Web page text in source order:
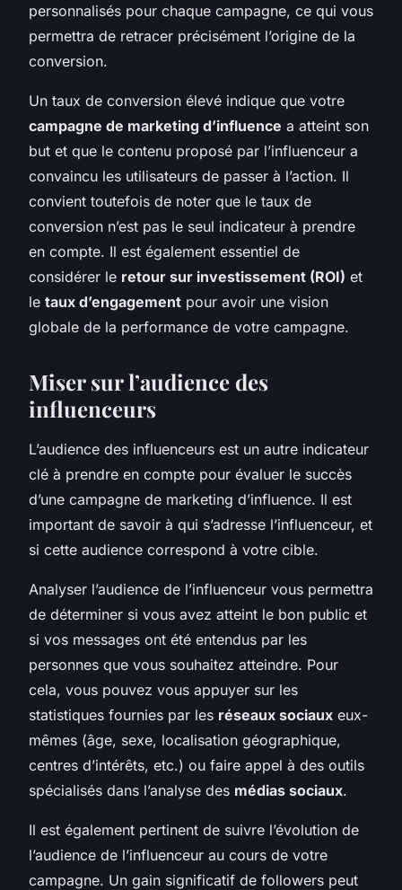
personnalisés pour chaque campagne, ce qui vous
permettra de retracer précisément l’origine de la
conversion.
Un taux de conversion élevé indique que votre
campagne de marketing d’influence a atteint son
but et que le contenu proposé par l’influenceur a
convaincu les utilisateurs de passer à l’action. Il
convient toutefois de noter que le taux de
conversion n’est pas le seul indicateur à prendre
en compte. Il est également essentiel de
considérer le retour sur investissement (ROI) et
le taux d’engagement pour avoir une vision
globale de la performance de votre campagne.
Miser sur l’audience des
influenceurs
L’audience des influenceurs est un autre indicateur
clé à prendre en compte pour évaluer le succès
d’une campagne de marketing d’influence. Il est
important de savoir à qui s’adresse l’influenceur, et
si cette audience correspond à votre cible.
Analyser l’audience de l’influenceur vous permettra
de déterminer si vous avez atteint le bon public et
si vos messages ont été entendus par les
personnes que vous souhaitez atteindre. Pour
cela, vous pouvez vous appuyer sur les
statistiques fournies par les réseaux sociaux eux-
mêmes (âge, sexe, localisation géographique,
centres d’intérêts, etc.) ou faire appel à des outils
spécialisés dans l’analyse des médias sociaux.
Il est également pertinent de suivre l’évolution de
l’audience de l’influenceur au cours de votre
campagne. Un gain significatif de followers peut